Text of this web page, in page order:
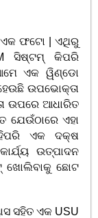
ଏକ ଫଟୋ | ଏଥିରୁ
ସିଷ୍ଟମ୍ କିପରି
ଏକ ୱିଣ୍ଡୋ
ଉପଭୋକ୍ତା
ଉପରେ ଆଧାରିତ
ଯେଉଁଠାରେ ଏହା
ଏକ ଦକ୍ଷ
ଉତ୍ପାଦନ
ଖୋଲିବାକୁ ଛୋଟ
ସହିତ ଏକ USU